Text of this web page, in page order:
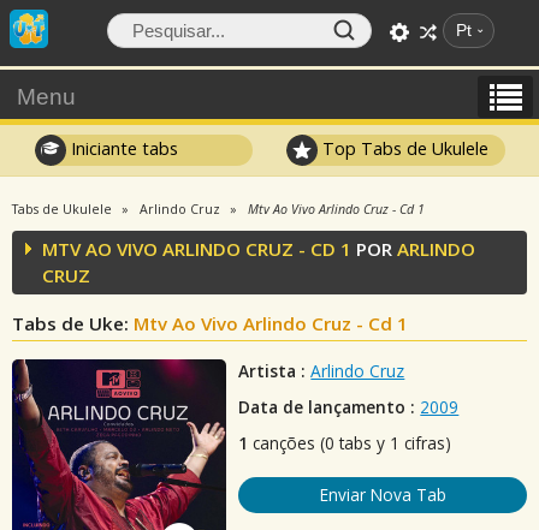
Pt
Menu
Iniciante tabs Top Tabs de Ukulele
Tabs de Ukulele Arlindo Cruz Mtv Ao Vivo Arlindo Cruz - Cd 1
MTV AO VIVO ARLINDO CRUZ - CD 1 POR ARLINDO
CRUZ
Tabs de Uke: Mtv Ao Vivo Arlindo Cruz - Cd 1
Artista : Arlindo Cruz
Data de lançamento : 2009
1 canções (0 tabs y 1 cifras)
Enviar Nova Tab